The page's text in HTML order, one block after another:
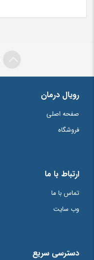
رویال درمان
صفحه اصلی
فروشگاه
ارتباط با ما
تماس با ما
وب سایت
دسترسی سریع